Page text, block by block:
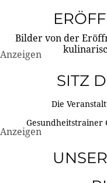
Bilder von der
Anzeigen
SITZ
Die
Gesundheitstrainer
Anzeigen